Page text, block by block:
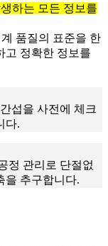
하는 모든 정보를
품질의 표준을 한
고 정확한 정보를
섭을 사전에 체크
다.
정 관리로 단절없
을 추구합니다.